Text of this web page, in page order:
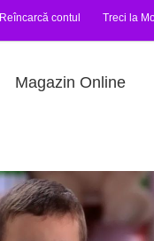
Reîncarcă contul Treci la
Magazin Online